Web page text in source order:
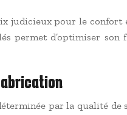
judicieux pour le confort
permet d’optimiser
par la qualité